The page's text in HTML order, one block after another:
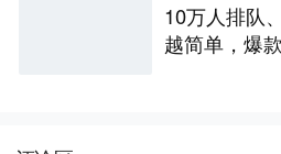
10万人排队
越简单，爆